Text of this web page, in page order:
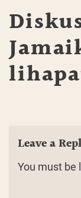
Leave a
You must be